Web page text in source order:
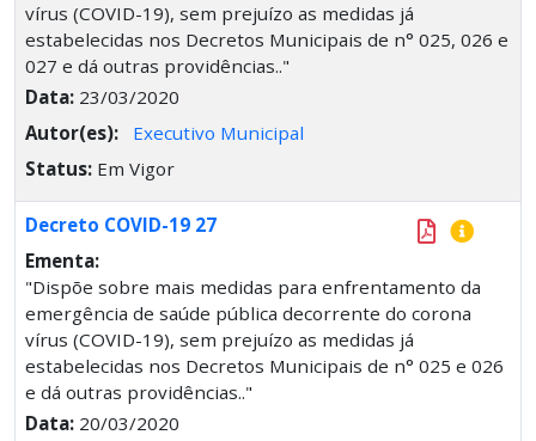
vírus (COVID-19), sem prejuízo as medidas já
estabelecidas nos Decretos Municipais de n° 025, 026 e
027 e dá outras providências.."
Data: 23/03/2020
Autor(es):
Executivo Municipal
Status: Em Vigor
Decreto COVID-19 27
Ementa:
"Dispõe sobre mais medidas para enfrentamento da
emergência de saúde pública decorrente do corona
vírus (COVID-19), sem prejuízo as medidas já
estabelecidas nos Decretos Municipais de n° 025 e 026
e dá outras providências.."
Data: 20/03/2020